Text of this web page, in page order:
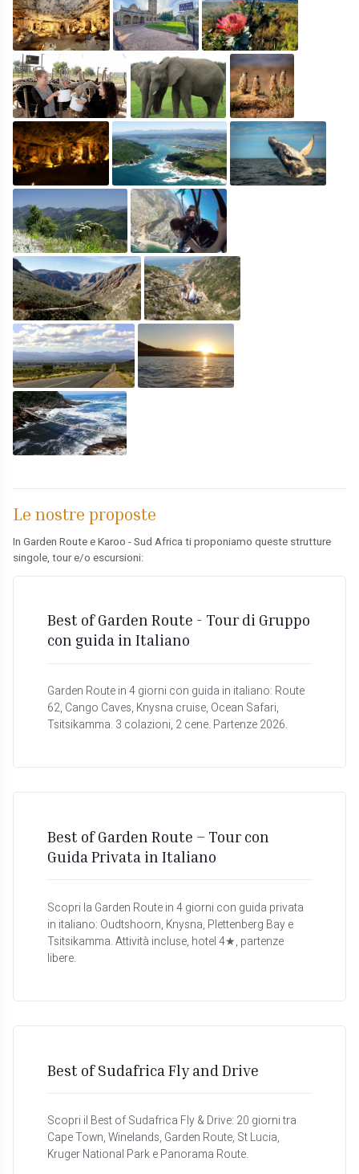
Le nostre proposte
In Garden Route e Karoo - Sud Africa ti proponiamo queste strutture
singole, tour e/o escursioni:
Best of Garden Route - Tour di Gruppo
con guida in Italiano
Garden Route in 4 giorni con guida in italiano: Route
62, Cango Caves, Knysna cruise, Ocean Safari,
Tsitsikamma. 3 colazioni, 2 cene. Partenze 2026.
Best of Garden Route – Tour con
Guida Privata in Italiano
Scopri la Garden Route in 4 giorni con guida privata
in italiano: Oudtshoorn, Knysna, Plettenberg Bay e
Tsitsikamma. Attività incluse, hotel 4★, partenze
libere.
Best of Sudafrica Fly and Drive
Scopri il Best of Sudafrica Fly & Drive: 20 giorni tra
Cape Town, Winelands, Garden Route, St Lucia,
Kruger National Park e Panorama Route.